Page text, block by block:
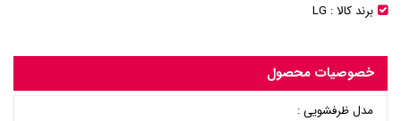
برند کالا : LG
خصوصیات محصول
مدل ظرفشویی :